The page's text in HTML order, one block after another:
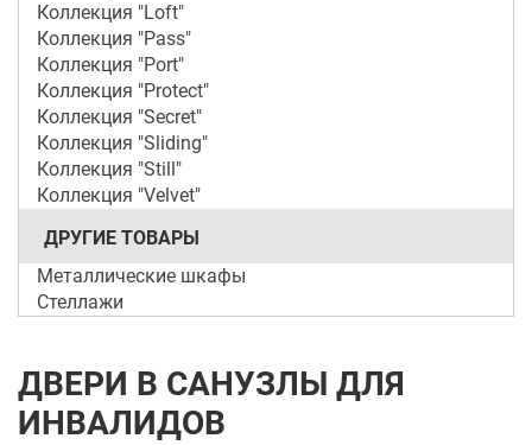
Коллекция "Loft"
Коллекция "Pass"
Коллекция "Port"
Коллекция "Protect"
Коллекция "Secret"
Коллекция "Sliding"
Коллекция "Still"
Коллекция "Velvet"
ДРУГИЕ ТОВАРЫ
Металлические шкафы
Стеллажи
ДВЕРИ В САНУЗЛЫ ДЛЯ
ИНВАЛИДОВ